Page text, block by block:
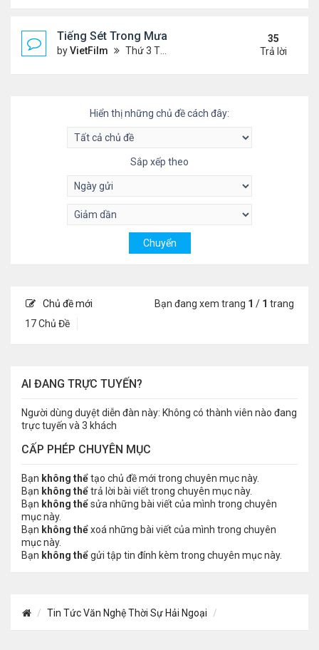
Tiếng Sét Trong Mưa (Lôi Vũ)
byVietFilm Thứ 3 Tháng 10 20, 2020 9:50 pm
35
Trả lời
Hiển thị những chủ đề cách đây:
Sắp xếp theo
Chủ đề mới
17 Chủ Đề
Bạn đang xem trang 1 / 1 trang
AI ĐANG TRỰC TUYẾN?
Người dùng duyệt diễn đàn này: Không có thành viên nào đang
trực tuyến và 3 khách
CẤP PHÉP CHUYÊN MỤC
Bạn không thểtạo chủ đề mới trong chuyên mục này.
Bạn không thểtrả lời bài viết trong chuyên mục này.
Bạn không thểsửa những bài viết của mình trong chuyên
mục này.
Bạn không thểxoá những bài viết của mình trong chuyên
mục này.
Bạn không thểgửi tập tin đính kèm trong chuyên mục này.
Tin Tức Văn Nghệ Thời Sự Hải Ngoại